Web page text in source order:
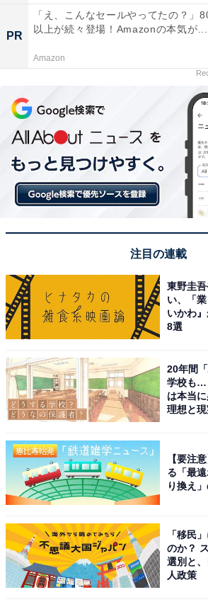
PR
「え、こんなセールやってたの？」
以上が続々登場！Amazonの本気が...
Amazon
注目の連載
東野圭
い、「
いかわ
8選
20年間
学校も…
は本当
理想と
【要注
る「最
り換え
「移民
のか？
選別と
人政策